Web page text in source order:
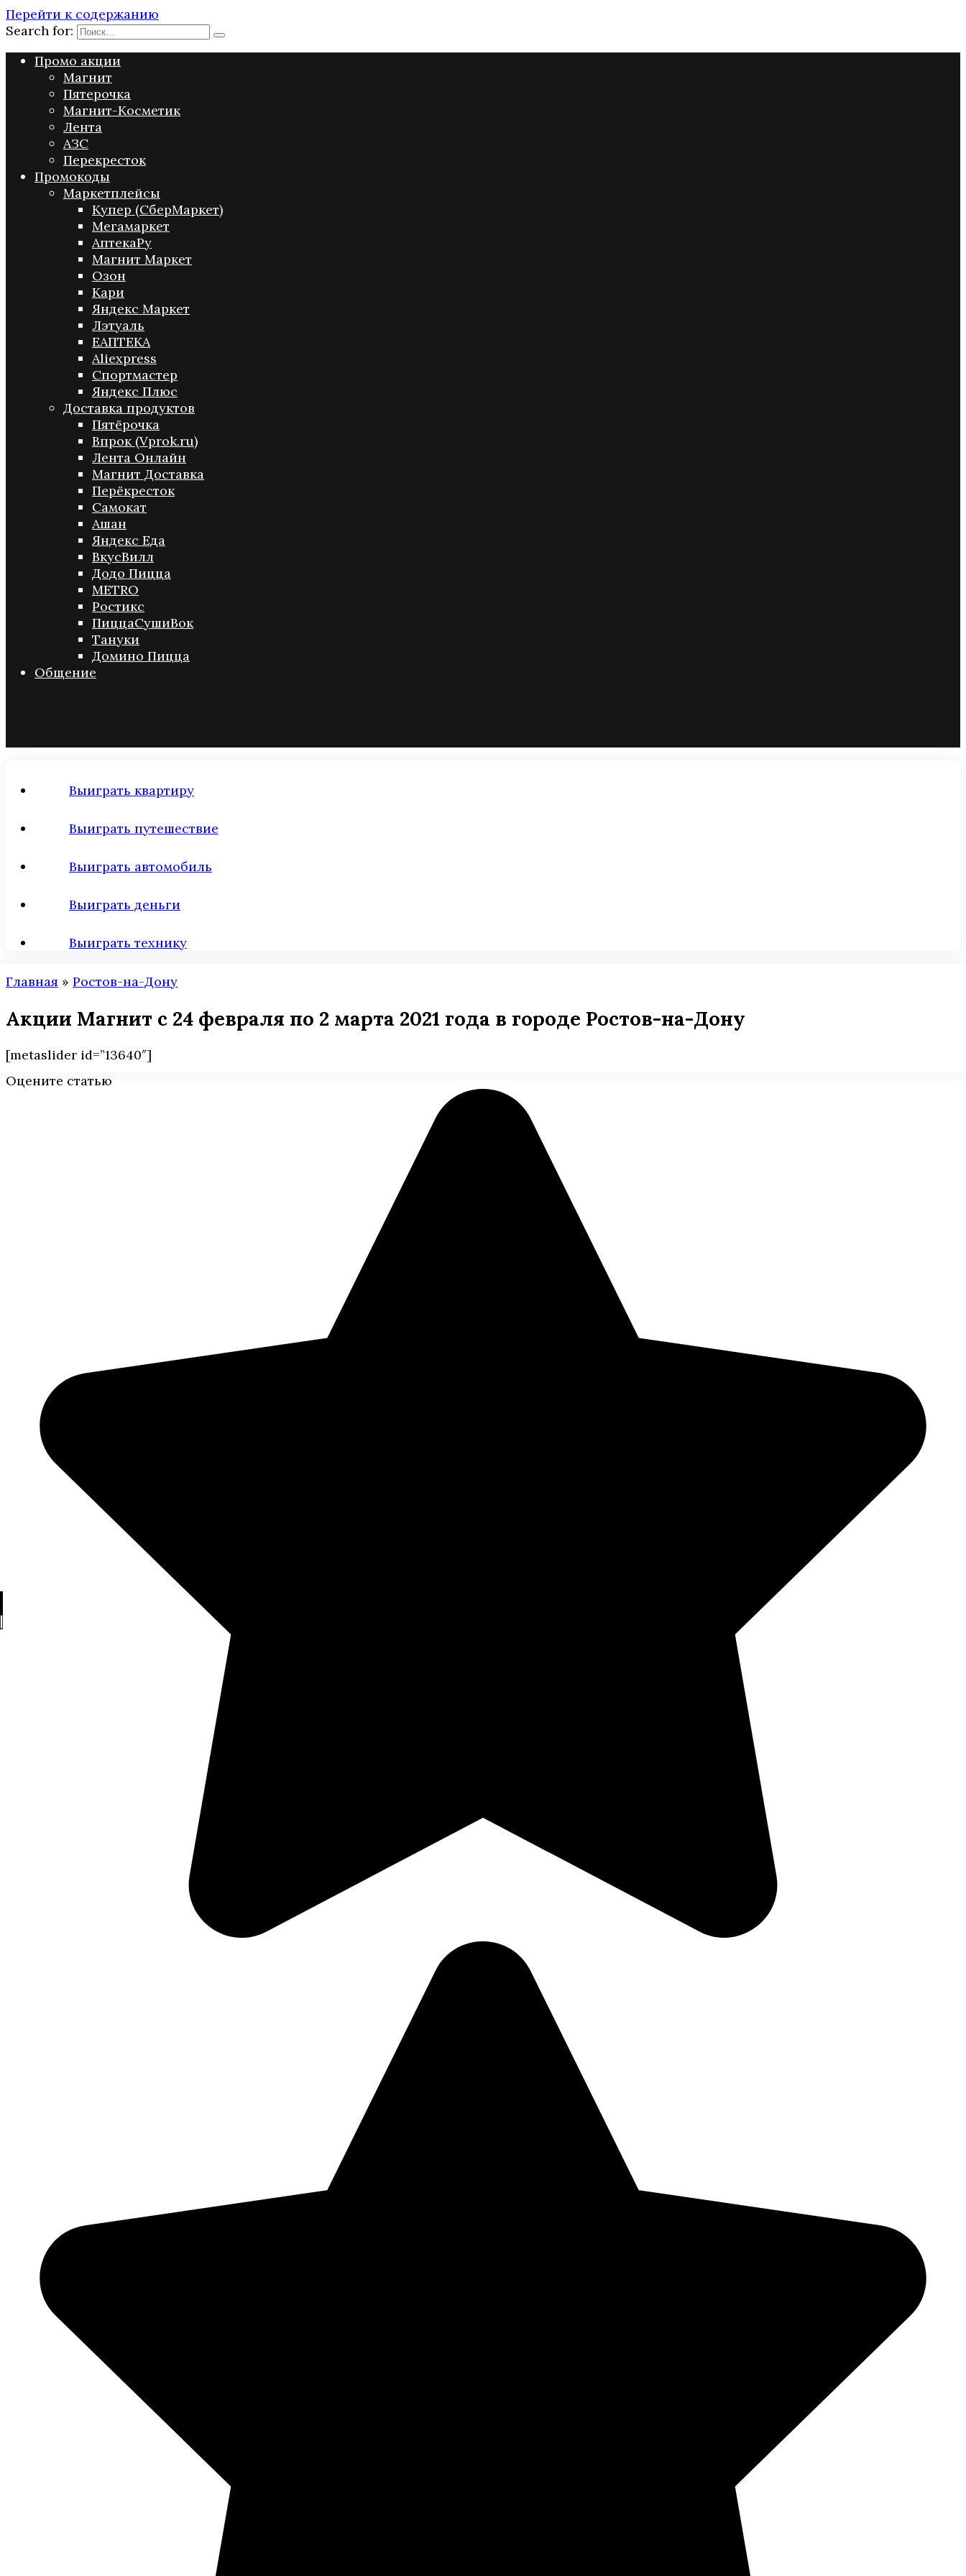
Перейти к содержанию
Search for:
Промо акции
Магнит
Пятерочка
Магнит-Косметик
Лента
АЗС
Перекресток
Промокоды
Маркетплейсы
Купер (СберМаркет)
Мегамаркет
АптекаРу
Магнит Маркет
Озон
Кари
Яндекс Маркет
Лэтуаль
ЕАПТЕКА
Aliexpress
Спортмастер
Яндекс Плюс
Доставка продуктов
Пятёрочка
Впрок (Vprok.ru)
Лента Онлайн
Магнит Доставка
Перёкресток
Самокат
Ашан
Яндекс Еда
ВкусВилл
Додо Пицца
METRO
Ростикс
ПиццаСушиВок
Тануки
Домино Пицца
Общение
Выиграть квартиру
Выиграть путешествие
Выиграть автомобиль
Выиграть деньги
Выиграть технику
Главная » Ростов-на-Дону
Акции Магнит с 24 февраля по 2 марта 2021 года в городе Ростов-на-Дону
[metaslider id=”13640″]
Оцените статью